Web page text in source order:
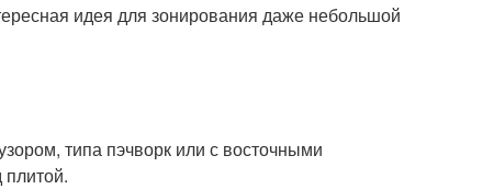
идея для зонирования даже небольшой
типа пэчворк или с восточными